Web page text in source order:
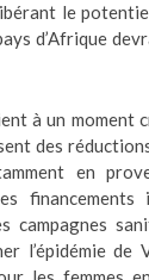
le
d’Afrique
à un moment
des
en
financements
campagnes
l’épidémie de